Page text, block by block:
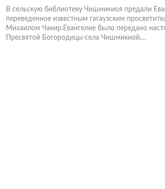
В сельскую библиотеку Чишмикиоя предали
переведенное известным гагаузским
Михаилом Чакир.Евангелие было передано
Пресвятой Богородицы села Чишмикиой,…